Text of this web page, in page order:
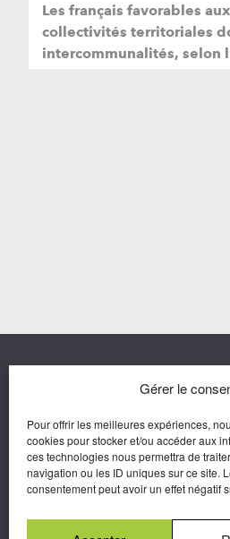
Gérer le
Pour offrir les meilleures expériences,
cookies pour stocker et/ou accéder aux
ces technologies nous permettra de
navigation ou les ID uniques sur ce site.
consentement peut avoir un effet négatif
Les français favorables aux
collectivités territoriales
intercommunalités, selon
Une marque d’Agora
Éditeur de presse.